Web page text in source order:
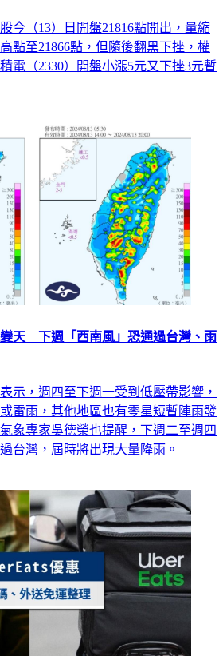
今（13）日開盤21816點開出，量縮
點至21866點，但隨後翻黑下挫，權
電（2330）開盤小漲5元又下挫3元暫
天 下週「西南風」恐通過台灣、雨
示，週四至下週一受到低壓帶影響，
雷雨，其他地區也有零星短暫陣雨發
象專家吳德榮也提醒，下週二至週四
台灣，屆時將出現大量降雨。